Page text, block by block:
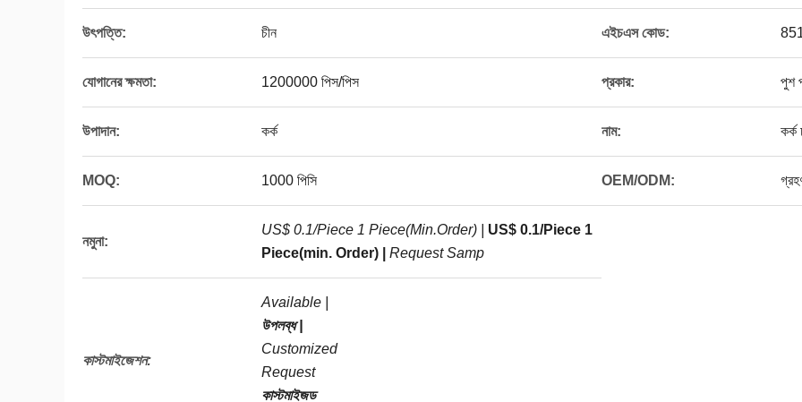
উৎপত্তি: চীন এইচএস কোড:
যোগানের ক্ষমতা: 1200000 পিস/পিস প্রকার: পুশ
উপাদান: কর্ক নাম: কর্ক
MOQ: 1000 পিসি OEM/ODM:
নমুনা:
US$ 0.1/Piece 1 Piece(Min.Order) |
US$ 0.1/Piece 1
Piece(min. Order) |
Request Samp
কাস্টমাইজেশন:
Available |
উপলব্ধ |
Customized
Request
কাস্টমাইজড